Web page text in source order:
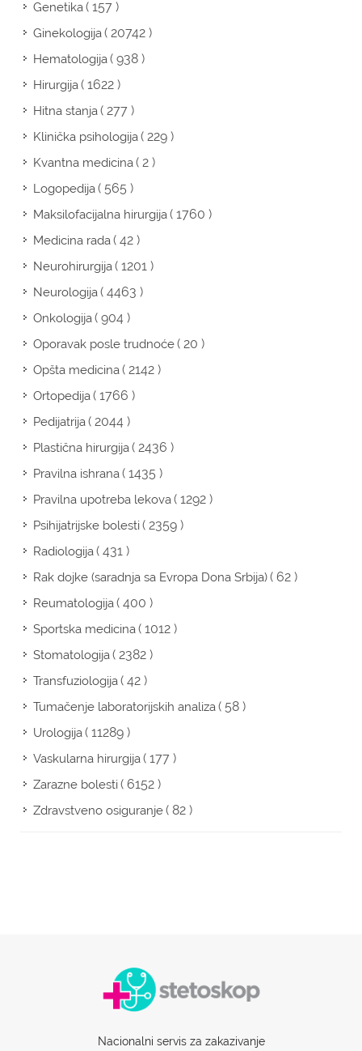
Genetika( 157 )
Ginekologija( 20742 )
Hematologija( 938 )
Hirurgija( 1622 )
Hitna stanja( 277 )
Klinička psihologija( 229 )
Kvantna medicina( 2 )
Logopedija( 565 )
Maksilofacijalna hirurgija( 1760 )
Medicina rada( 42 )
Neurohirurgija( 1201 )
Neurologija( 4463 )
Onkologija( 904 )
Oporavak posle trudnoće( 20 )
Opšta medicina( 2142 )
Ortopedija( 1766 )
Pedijatrija( 2044 )
Plastična hirurgija( 2436 )
Pravilna ishrana( 1435 )
Pravilna upotreba lekova( 1292 )
Psihijatrijske bolesti( 2359 )
Radiologija( 431 )
Rak dojke (saradnja sa Evropa Dona Srbija)( 62 )
Reumatologija( 400 )
Sportska medicina( 1012 )
Stomatologija( 2382 )
Transfuziologija( 42 )
Tumačenje laboratorijskih analiza( 58 )
Urologija( 11289 )
Vaskularna hirurgija( 177 )
Zarazne bolesti( 6152 )
Zdravstveno osiguranje( 82 )
Nacionalni servis za zakazivanje